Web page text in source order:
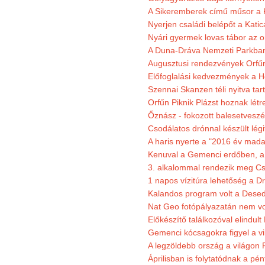
A Sikeremberek című műsor a
Nyerjen családi belépőt a
Nyári gyermek lovas tábor az
A Duna-Dráva Nemzeti
Augusztusi rendezvények
Előfoglalási kedvezmények a
Szennai Skanzen téli nyitva
Orfűn Piknik Plázst hoznak
Őznász - fokozott
Csodálatos drónnal készült
A haris nyerte a "2016 év
Kenuval a Gemenci erdőben,
3. alkalommal rendezik meg
1 napos vízitúra lehetőség a
Kalandos program volt a
Nat Geo fotópályazatán nem
Előkészítő találkozóval
Gemenci kócsagokra figyel a
A legzöldebb ország a világon
Áprilisban is folytatódnak a